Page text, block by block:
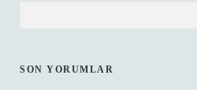
SON YORUMLAR